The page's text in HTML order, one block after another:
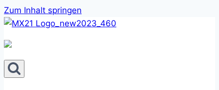
Zum Inhalt springen